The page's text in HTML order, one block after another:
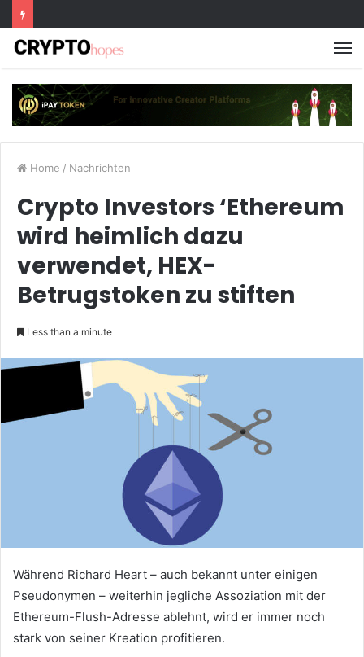
Home / Nachrichten
Crypto Investors ‘Ethereum
wird heimlich dazu
verwendet, HEX-
Betrugstoken zu stiften
Less than a minute
Während Richard Heart – auch bekannt unter einigen
Pseudonymen – weiterhin jegliche Assoziation mit der
Ethereum-Flush-Adresse ablehnt, wird er immer noch
stark von seiner Kreation profitieren.